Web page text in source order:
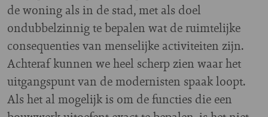
de woning als in de stad, met als doel
ondubbelzinnig te bepalen wat de ruimtelijke
consequenties van menselijke activiteiten zijn.
Achteraf kunnen we heel scherp zien waar het
uitgangspunt van de modernisten spaak loopt.
Als het al mogelijk is om de functies die een